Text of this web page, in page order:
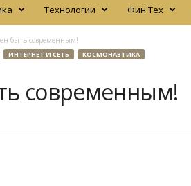
Технологии Фин Тех
быть современным!
ИНТЕРНЕТ И СЕТЬ
КОСМОНАВТИКА
современным!